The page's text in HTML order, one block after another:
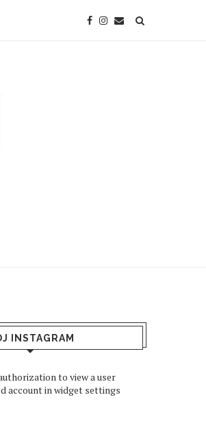
INSTAGRAM
to view a user
account in widget settings